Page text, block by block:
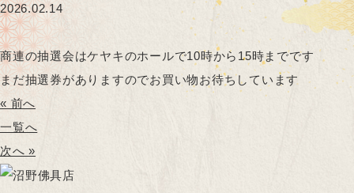
2026.02.14
商連の抽選会はケヤキのホールで10時から15時までです
まだ抽選券がありますのでお買い物お待ちしています
« 前へ
一覧へ
次へ »